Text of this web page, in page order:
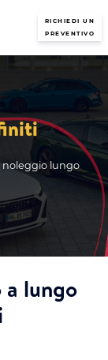
RICHIEDI UN
PREVENTIVO
noleggio lungo
lungo